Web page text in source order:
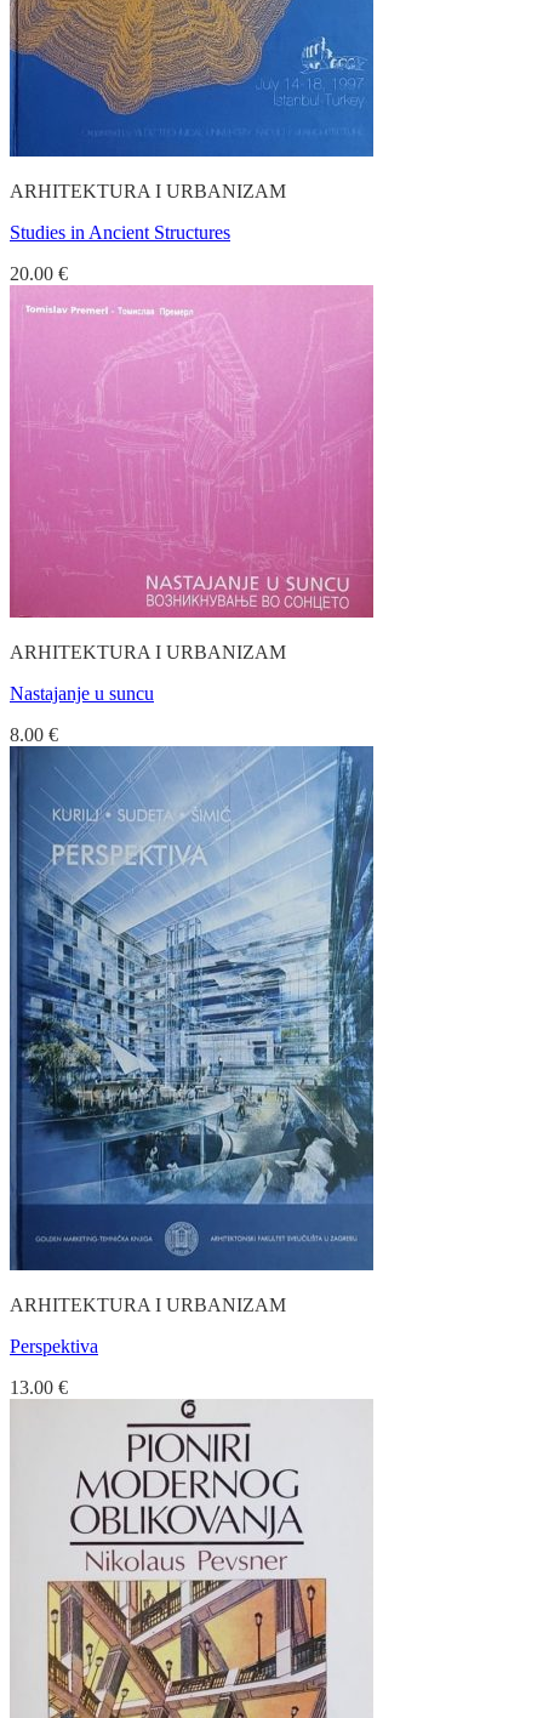
ARHITEKTURA I URBANIZAM
Studies in Ancient Structures
20.00 €
ARHITEKTURA I URBANIZAM
Nastajanje u suncu
8.00 €
ARHITEKTURA I URBANIZAM
Perspektiva
13.00 €